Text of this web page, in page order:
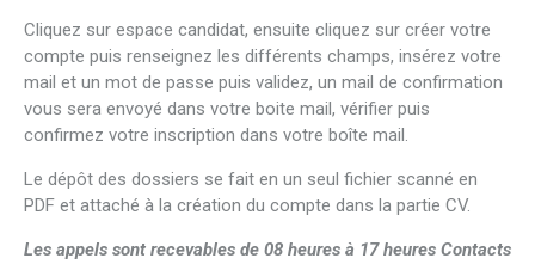
Cliquez sur espace candidat, ensuite cliquez sur créer votre
compte puis renseignez les différents champs, insérez votre
mail et un mot de passe puis validez, un mail de confirmation
vous sera envoyé dans votre boite mail, vérifier puis
confirmez votre inscription dans votre boîte mail.
Le dépôt des dossiers se fait en un seul fichier scanné en
PDF et attaché à la création du compte dans la partie CV.
Les appels sont recevables de 08 heures à 17 heures Contacts